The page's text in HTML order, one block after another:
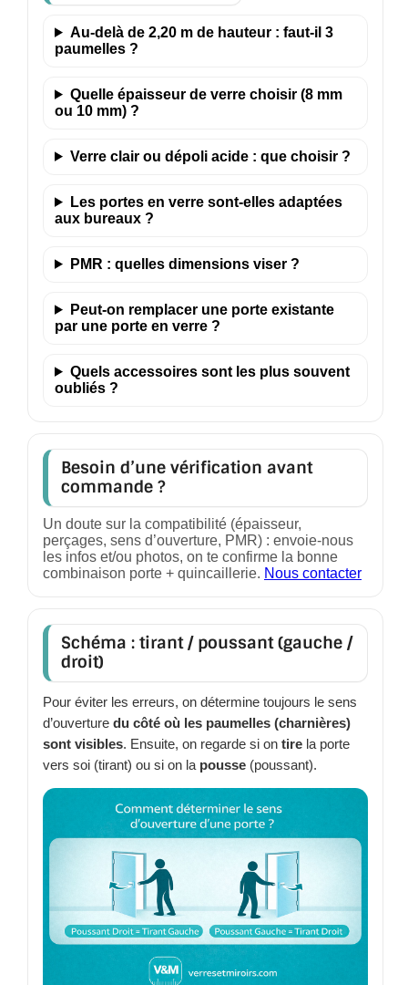
Au-delà de 2,20 m de hauteur : faut-il 3
paumelles ?
Quelle épaisseur de verre choisir (8 mm
ou 10 mm) ?
Verre clair ou dépoli acide : que choisir ?
Les portes en verre sont-elles adaptées
aux bureaux ?
PMR : quelles dimensions viser ?
Peut-on remplacer une porte existante
par une porte en verre ?
Quels accessoires sont les plus souvent
oubliés ?
Besoin d’une vérification avant
commande ?
Un doute sur la compatibilité (épaisseur,
perçages, sens d’ouverture, PMR) : envoie-nous
les infos et/ou photos, on te confirme la bonne
combinaison porte + quincaillerie. Nous contacter
Schéma : tirant / poussant (gauche /
droit)
Pour éviter les erreurs, on détermine toujours le sens
d’ouverture du côté où les paumelles (charnières)
sont visibles. Ensuite, on regarde si on tire la porte
vers soi (tirant) ou si on la pousse (poussant).